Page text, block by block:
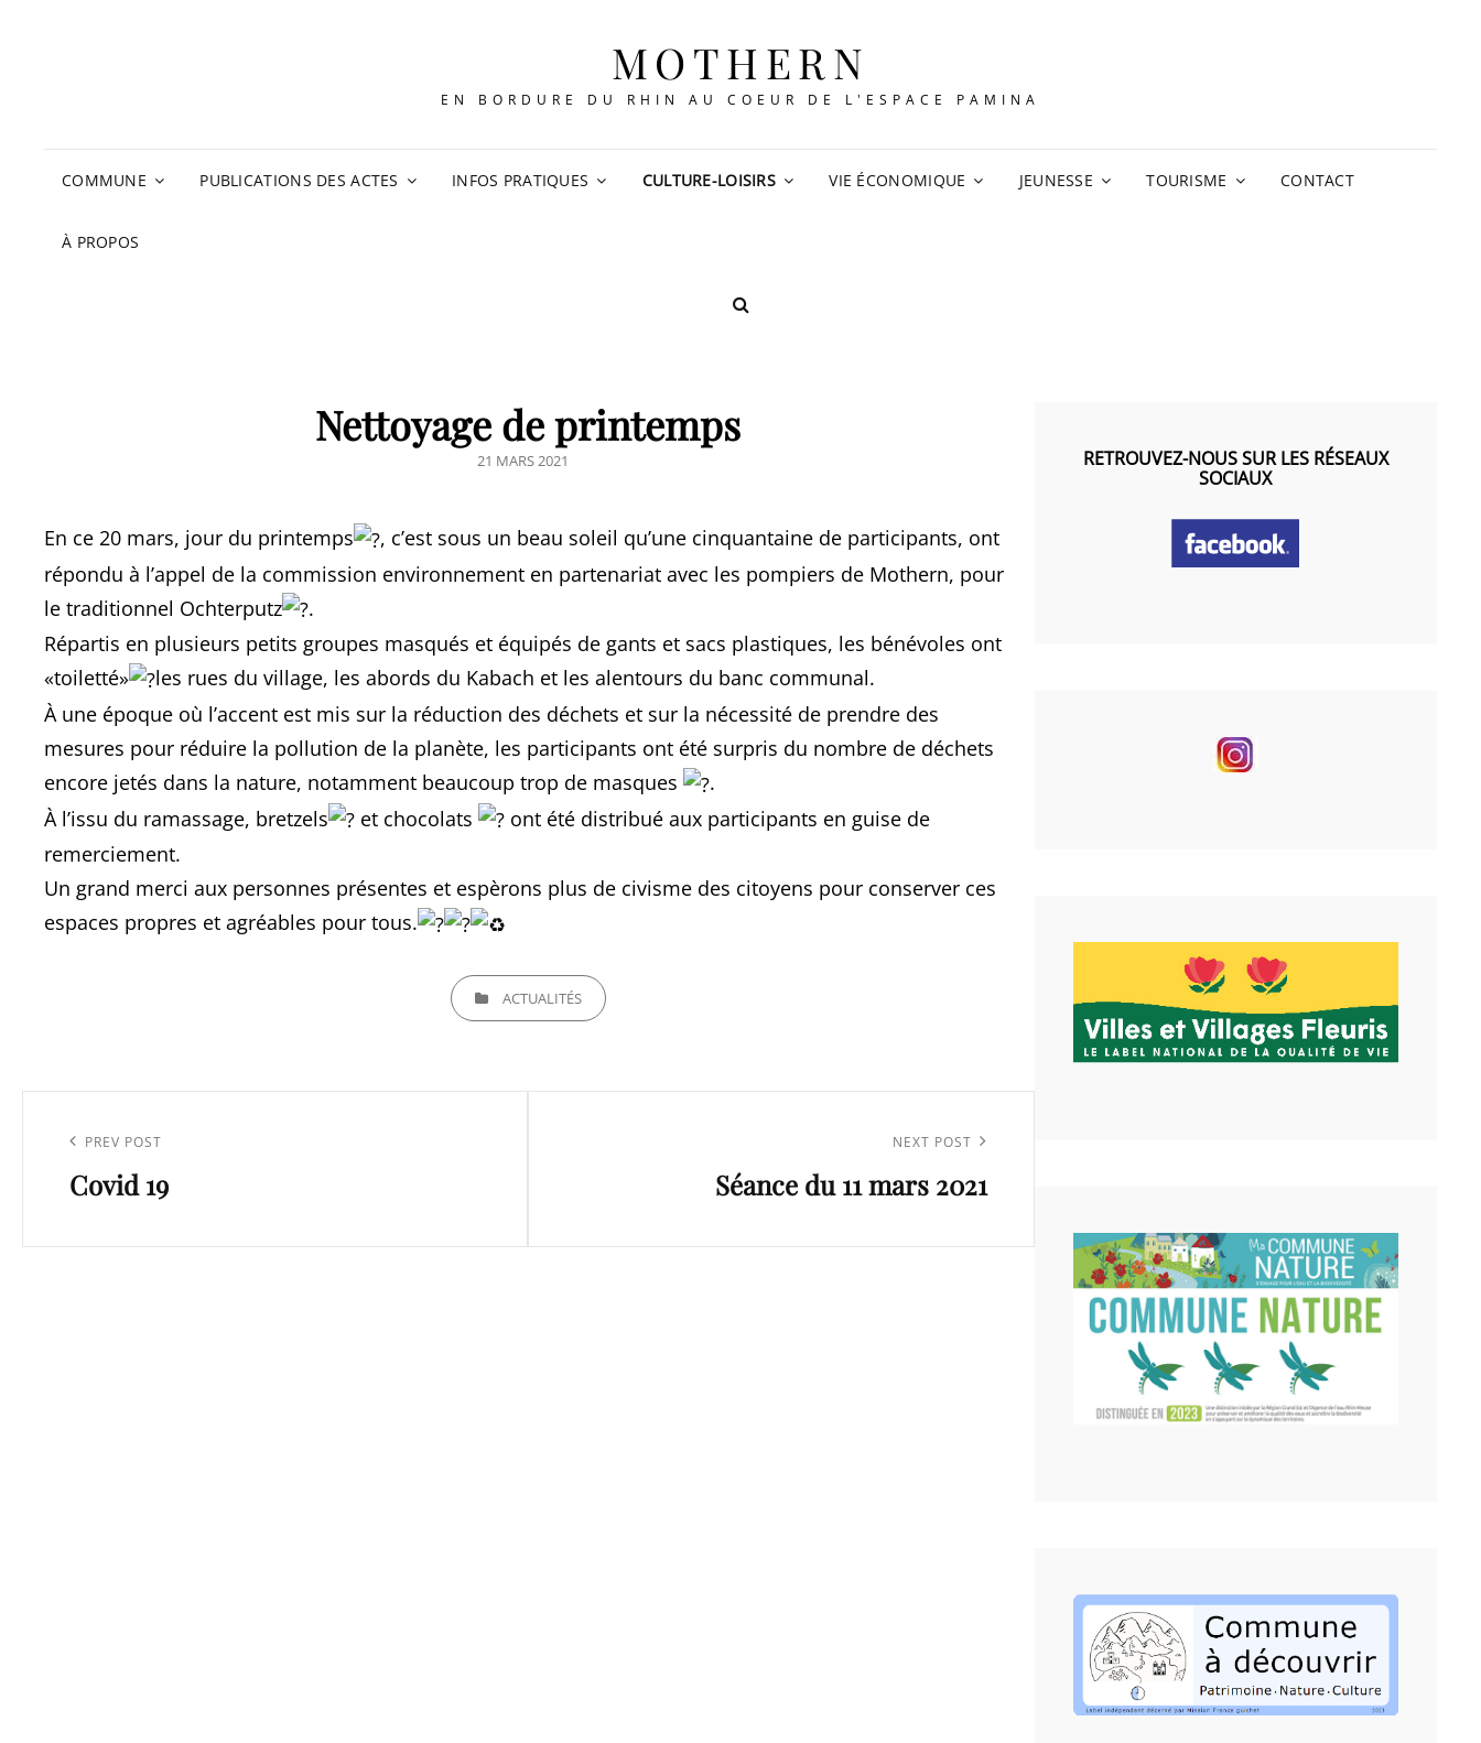
MOTHERN
EN BORDURE DU RHIN AU COEUR DE L'ESPACE PAMINA
COMMUNE PUBLICATIONS DES ACTES INFOS PRATIQUES CULTURE-LOISIRS VIE ÉCONOMIQUE JEUNESSE TOURISME CONTACT
À PROPOS
SEARCH
Nettoyage de printemps
POSTED
21 MARS 2021
En ce 20 mars, jour du printemps
, c’est sous un beau soleil qu’une cinquantaine de participants, ont
répondu à l’appel de la commission environnement en partenariat avec les pompiers de Mothern, pour
le traditionnel Ochterputz
.
Répartis en plusieurs petits groupes masqués et équipés de gants et sacs plastiques, les bénévoles ont
«toiletté»
les rues du village, les abords du Kabach et les alentours du banc communal.
À une époque où l’accent est mis sur la réduction des déchets et sur la nécessité de prendre des
mesures pour réduire la pollution de la planète, les participants ont été surpris du nombre de déchets
encore jetés dans la nature, notamment beaucoup trop de masques
.
À l’issu du ramassage, bretzels
et chocolats
ont été distribué aux participants en guise de
remerciement.
Un grand merci aux personnes présentes et espèrons plus de civisme des citoyens pour conserver ces
espaces propres et agréables pour tous.
CATEGORIESACTUALITÉS
l’article
Previous
Post
PREV POST
Covid 19
NEXT POST
Séance du 11 mars 2021
RETROUVEZ-NOUS SUR LES RÉSEAUX
SOCIAUX